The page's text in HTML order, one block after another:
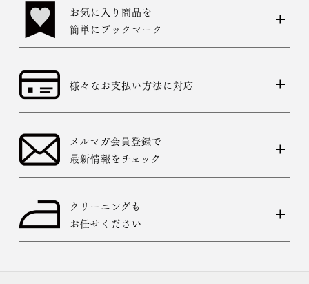
お気に入り商品を
簡単にブックマーク
様々なお支払い方法に対応
メルマガ会員登録で
最新情報をチェック
クリーニングも
お任せください